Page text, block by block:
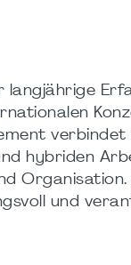
langjährige
hybriden
Organisation.
und